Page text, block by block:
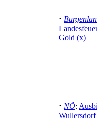
·
Gold (x)
· NÖ: